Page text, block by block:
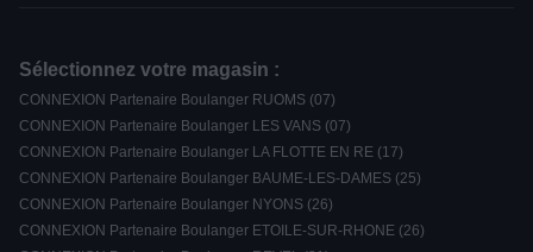
Sélectionnez votre magasin :
CONNEXION Partenaire Boulanger RUOMS (07)
CONNEXION Partenaire Boulanger LES VANS (07)
CONNEXION Partenaire Boulanger LA FLOTTE EN RE (17)
CONNEXION Partenaire Boulanger BAUME-LES-DAMES (25)
CONNEXION Partenaire Boulanger NYONS (26)
CONNEXION Partenaire Boulanger ETOILE-SUR-RHONE (26)